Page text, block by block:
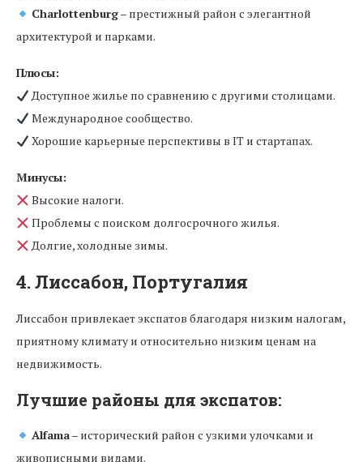
Charlottenburg– престижный район с элегантной
архитектурой и парками.
Плюсы:
Доступное жилье по сравнению с другими столицами.
Международное сообщество.
Хорошие карьерные перспективы в IT и стартапах.
Минусы:
Высокие налоги.
Проблемы с поиском долгосрочного жилья.
Долгие, холодные зимы.
4. Лиссабон, Португалия
Лиссабон привлекает экспатов благодаря низким налогам,
приятному климату и относительно низким ценам на
недвижимость.
Лучшие районы для экспатов:
Alfama– исторический район с узкими улочками и
живописными видами.